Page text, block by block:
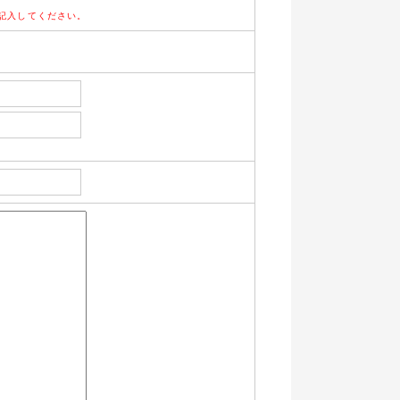
入してください。